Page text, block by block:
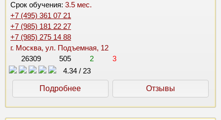
Срок обучения: 3.5 мес.
+7 (495) 361 07 21
+7 (985) 181 22 27
+7 (985) 275 14 88
г. Москва, ул. Подъемная, 12
26309
505 2
3
4.34 / 23
Подробнее Отзывы